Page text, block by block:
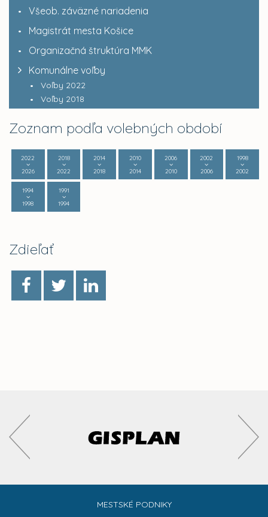
Všeob. záväzné nariadenia
Magistrát mesta Košice
Organizačná štruktúra MMK
Komunálne voľby
Voľby 2022
Voľby 2018
Zoznam podľa volebných období
2022
2026
2018
2022
2014
2018
2010
2014
2006
2010
2002
2006
1998
2002
1994
1998
1991
1994
Zdieľať
MESTSKÉ PODNIKY